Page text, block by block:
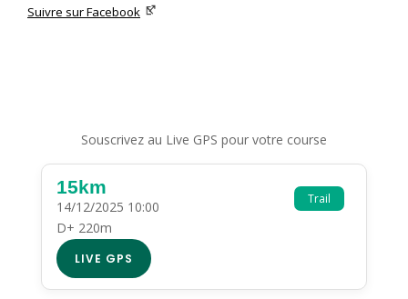
Suivre sur Facebook
Souscrivez au Live GPS pour votre course
Trail
15km
14/12/2025 10:00
D+ 220m
LIVE GPS